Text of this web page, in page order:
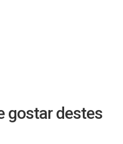
gostar destes